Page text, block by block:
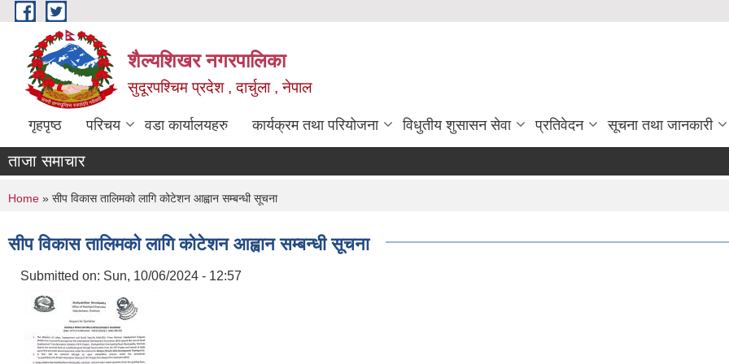
Skip to main content
शैल्यशिखर नगरपालिका
सुदूरपश्चिम प्रदेश , दार्चुला , नेपाल
गृहपृष्ठ परिचय वडा कार्यालयहरु कार्यक्रम तथा परियोजना विधुतीय शुसासन सेवा प्रतिवेदन सूचना तथा जानकारी
ताजा समाचार
You are here
Home » सीप विकास तालिमको लागि कोटेशन आह्वान सम्बन्धी सूचना
सीप विकास तालिमको लागि कोटेशन आह्वान सम्बन्धी सूचना
Submitted on: Sun, 10/06/2024 - 12:57